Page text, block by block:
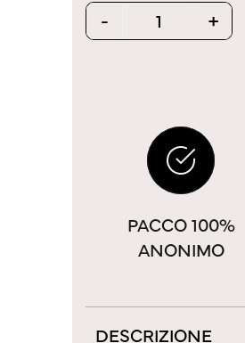
Quantity
- +
PACCO 100%
ANONIMO
DESCRIZIONE